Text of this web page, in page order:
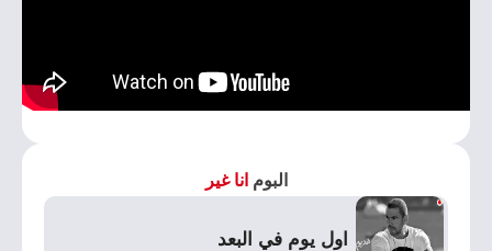
البوم انا غير
اول يوم في البعد